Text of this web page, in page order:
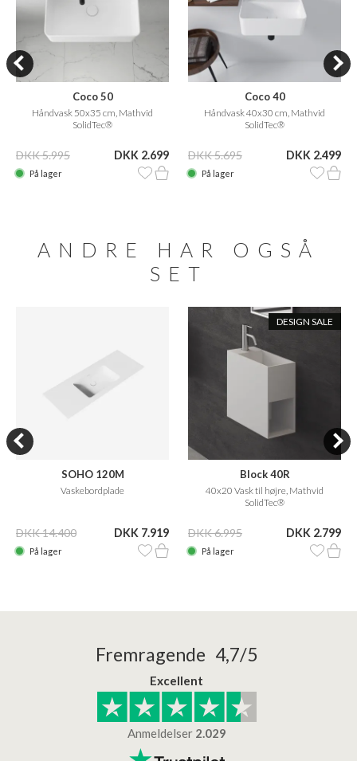
Coco 50
Håndvask 50x35 cm, Mathvid
SolidTec®
DKK 5.995 DKK 2.699
På lager
Coco 40
Håndvask 40x30 cm, Mathvid
SolidTec®
DKK 5.695 DKK 2.499
På lager
ANDRE HAR OGSÅ
SET
SOHO 120M
Vaskebordplade
DKK 14.400 DKK 7.919
På lager
DESIGN SALE
Block 40R
40x20 Vask til højre, Mathvid
SolidTec®
DKK 6.995 DKK 2.799
På lager
Fremragende 4,7/5
Excellent
Anmeldelser 2.029